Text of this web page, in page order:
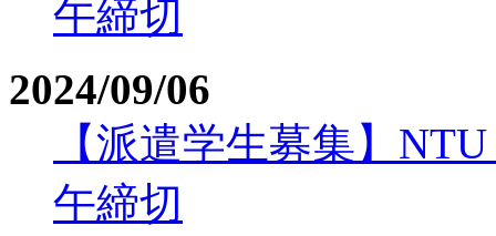
午締切
2024/09/06
【派遣学生募集】
午締切